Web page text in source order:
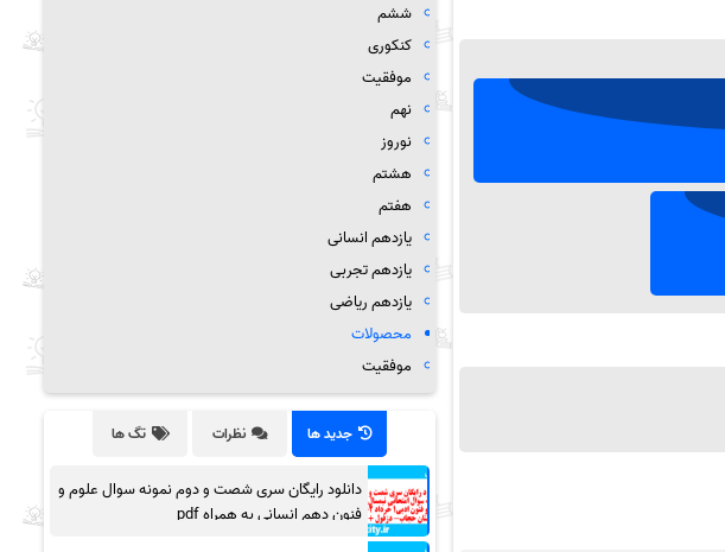
ششم
کنکوری
موفقیت
نهم
نوروز
هشتم
هفتم
یازدهم انسانی
یازدهم تجربی
یازدهم ریاضی
محصولات
موفقیت
جدید ها نظرات تگ ها
دانلود رایگان سری شصت و دوم نمونه سوال علوم و
فنون دهم انسانی به همراه pdf